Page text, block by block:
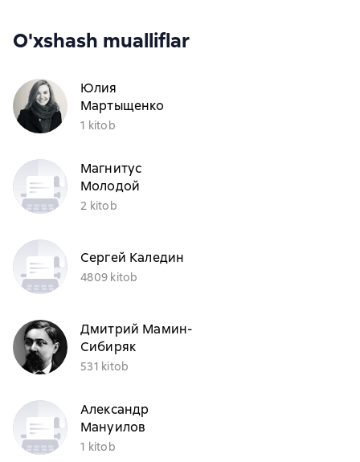
O'xshash mualliflar
Юлия
Мартыщенко
1 kitob
Магнитус
Молодой
2 kitob
Сергей Каледин
4809 kitob
Дмитрий Мамин-
Сибиряк
531 kitob
Александр
Мануилов
1 kitob